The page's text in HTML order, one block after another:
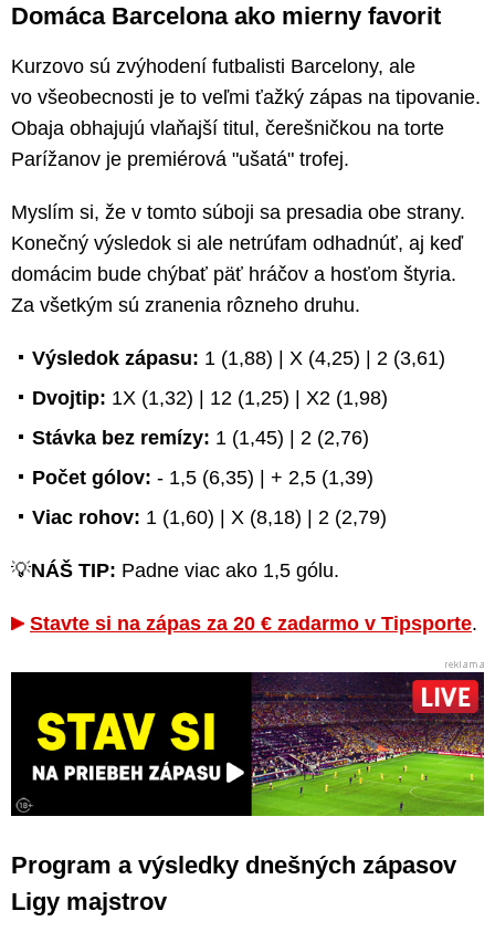
Domáca Barcelona ako mierny favorit
Kurzovo sú zvýhodení futbalisti Barcelony, ale
vo všeobecnosti je to veľmi ťažký zápas na tipovanie.
Obaja obhajujú vlaňajší titul, čerešničkou na torte
Parížanov je premiérová "ušatá" trofej.
Myslím si, že v tomto súboji sa presadia obe strany.
Konečný výsledok si ale netrúfam odhadnúť, aj keď
domácim bude chýbať päť hráčov a hosťom štyria.
Za všetkým sú zranenia rôzneho druhu.
Výsledok zápasu: 1 (1,88) | X (4,25) | 2 (3,61)
Dvojtip: 1X (1,32) | 12 (1,25) | X2 (1,98)
Stávka bez remízy: 1 (1,45) | 2 (2,76)
Počet gólov: - 1,5 (6,35) | + 2,5 (1,39)
Viac rohov: 1 (1,60) | X (8,18) | 2 (2,79)
💡NÁŠ TIP: Padne viac ako 1,5 gólu.
Stavte si na zápas za 20 € zadarmo v Tipsporte.
Program a výsledky dnešných zápasov
Ligy majstrov